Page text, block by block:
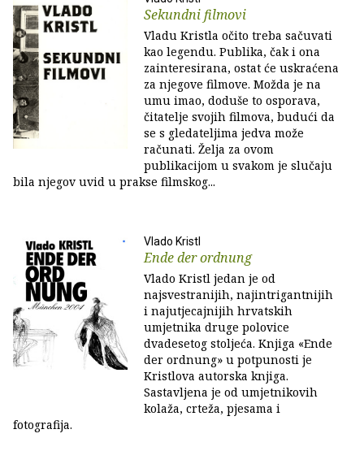
Sekundni filmovi
Vladu Kristla očito treba sačuvati
kao legendu. Pu­blika, čak i ona
zainteresirana, ostat će uskraćena
za njegove filmove. Možda je na
umu imao, doduše to osporava,
čitatelje svojih filmova, budući da
se s gledateljima jedva može
računati. Želja za ovom
publikacijom u svakom je slučaju
bila njegov uvid u prakse filmskog...
Vlado Kristl
Ende der ordnung
Vlado Kristl jedan je od
najsvestranijih, najintrigantnijih
i najutjecajnijih hrvatskih
umjetnika druge polovice
dvadesetog stoljeća. Knjiga «Ende
der ordnung» u potpunosti je
Kristlova autorska knjiga.
Sastavljena je od umjetnikovih
kolaža, crteža, pjesama i
fotografija.